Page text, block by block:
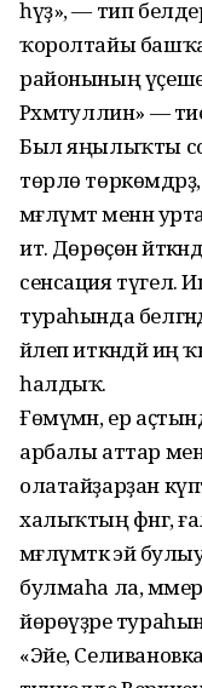
һүҙ», — тип
ҡоролтайы
районының үҫеше
Рәхмәтуллин» —
Был яңылыҡты
төрлө
мәғлүмәт менән
итә. Дөрөҫөн
сенсация түгел.
тураһында
йәлеп иткәндәй
һалдыҡ.
Ғөмүмән, ер
арбалы аттар
олатайҙарҙан
халыҡтың фәнгә,
мәғлүмәткә эйә
булмаһа ла,
йөрөүҙәре
«Эйе,